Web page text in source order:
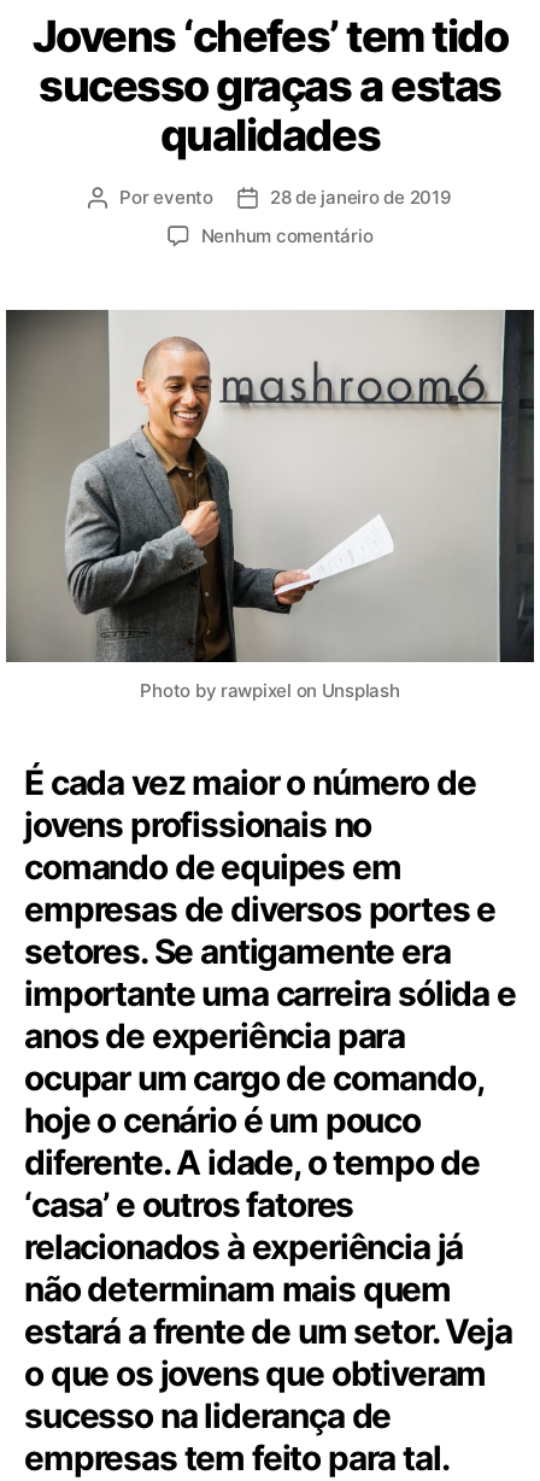
Jovens ‘chefes’ tem tido
sucesso graças a estas
qualidades
Porevento
28 de janeiro de 2019
Nenhum comentário
Photo by rawpixel on Unsplash
É cada vez maior o número de
jovens profissionais no
comando de equipes em
empresas de diversos portes e
setores. Se antigamente era
importante uma carreira sólida e
anos de experiência para
ocupar um cargo de comando,
hoje o cenário é um pouco
diferente. A idade, o tempo de
‘casa’ e outros fatores
relacionados à experiência já
não determinam mais quem
estará a frente de um setor. Veja
o que os jovens que obtiveram
sucesso na liderança de
empresas tem feito para tal.